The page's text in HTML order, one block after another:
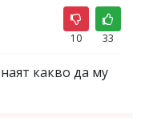
10 33
какво да му